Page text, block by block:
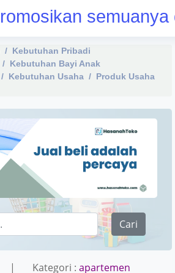
Kebutuhan Pribadi
Kebutuhan Bayi Anak
Kebutuhan Usaha
Produk Usaha
Cari
| Kategori : apartemen